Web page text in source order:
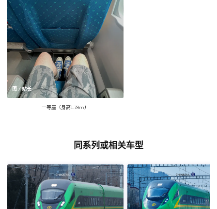
图 / 站长
一等座（身高1.78m）
同系列或相关车型